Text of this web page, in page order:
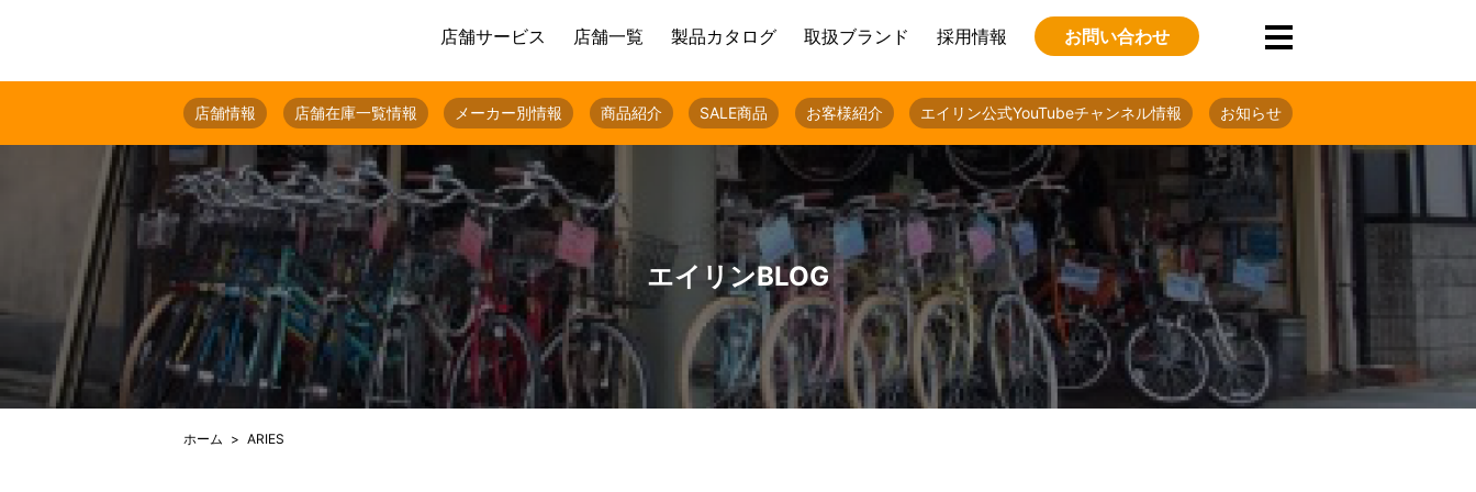
店舗サービス 店舗一覧 製品カタログ 取扱ブランド 採用情報 お問い合わせ
店舗情報 店舗在庫一覧情報 メーカー別情報 商品紹介 SALE商品 お客様紹介 エイリン公式YouTubeチャンネル情報 お知らせ
エイリンBLOG
ホーム ARIES